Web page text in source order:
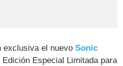
exclusiva el nuevoSonic
Edición Especial Limitada para